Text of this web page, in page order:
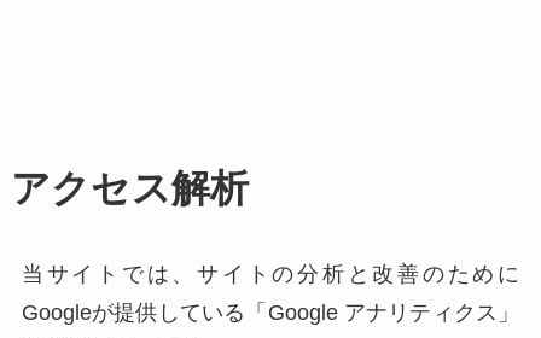
アクセス解析
当サイトでは、サイトの分析と改善のために
Googleが提供している「Google アナリティクス」